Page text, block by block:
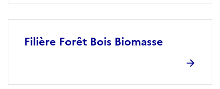
Filière Forêt Bois Biomasse